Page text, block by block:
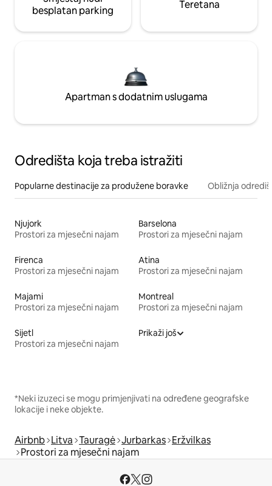
besplatan parking
Teretana
Apartman s dodatnim uslugama
Odredišta koja treba istražiti
Popularne destinacije za produžene boravke Obližnja
Njujork
Prostori za mjesečni najam
Barselona
Prostori za mjesečni najam
Firenca
Prostori za mjesečni najam
Atina
Prostori za mjesečni najam
Majami
Prostori za mjesečni najam
Montreal
Prostori za mjesečni najam
Sijetl
Prostori za mjesečni najam
Prikaži još
*Neki izuzeci se mogu primjenjivati na određene geografske
lokacije i neke objekte.
Airbnb Litva Tauragė Jurbarkas Eržvilkas
Prostori za mjesečni najam